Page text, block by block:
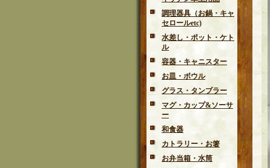
調理器具（お鍋・キャ
セロールetc)
水差し・ポット・ケト
ル
容器・キャニスター
お皿・ボウル
グラス・タンブラー
マグ・カップ&ソーサ
ー
和食器
カトラリー・お箸
お弁当箱・水筒